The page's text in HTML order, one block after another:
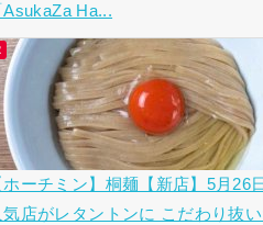
AsukaZa Ha...
ホーチミン】桐麺【新店】5月26
気店がレタントンに こだわり抜